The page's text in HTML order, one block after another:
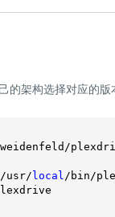
的架构选择对应的版
/usr/local